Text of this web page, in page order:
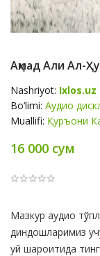
Аҳмад Али Ал-
Nashriyot: Ixlos.uz
Bo‘limi: Аудио
Muallifi: Қуръони
16 000 сум
Product
Summery
Мазкур аудио
диндошларимиз
уй шароитида